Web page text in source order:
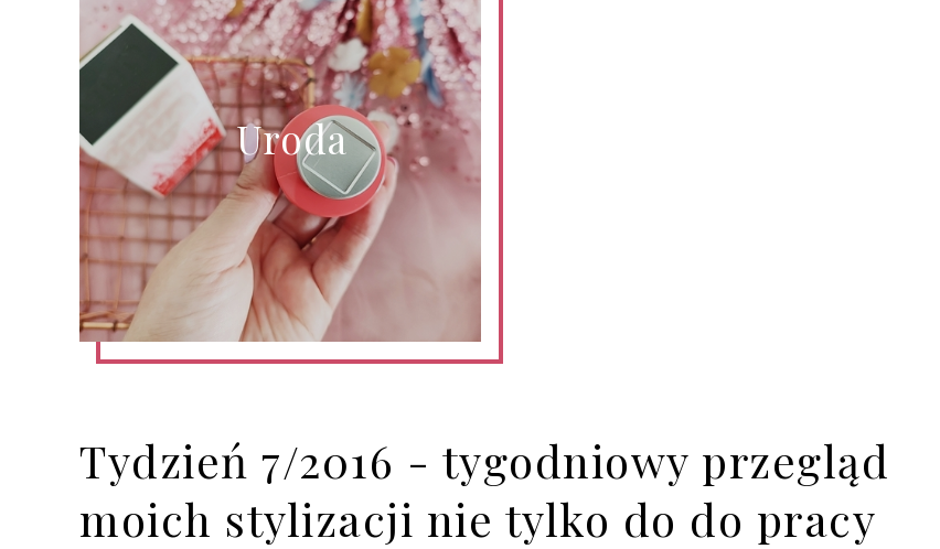
Uroda
Tydzień 7/2016 - tygodniowy przegląd
moich stylizacji nie tylko do do pracy